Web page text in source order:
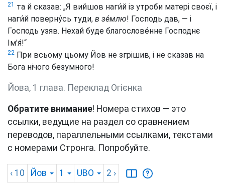
21 та й сказав: „Я вийшов наги́й із утроби матері своєї, і
наги́й поверну́сь туди, в зе́млю! Господь дав, — і
Господь узяв. Нехай буде благослове́нне Господнє
Ім'я́!“
22 При всьому цьому Йов не згрішив, і не сказав на
Бога нічого безумного!
Йова, 1 глава. Переклад Огієнка
Обратите внимание! Номера стихов — это
ссылки, ведущие на раздел со сравнением
переводов, параллельными ссылками, текстами
с номерами Стронга. Попробуйте.
‹ 10 Йов 1 UBO 2 ›